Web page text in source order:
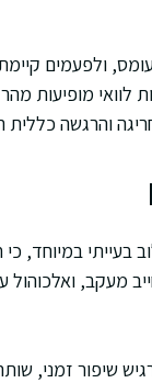
ולפעמים
לוואי מופיעות
והרגשה כללית
במיוחד, כי
מעקב,
שיפור זמני,